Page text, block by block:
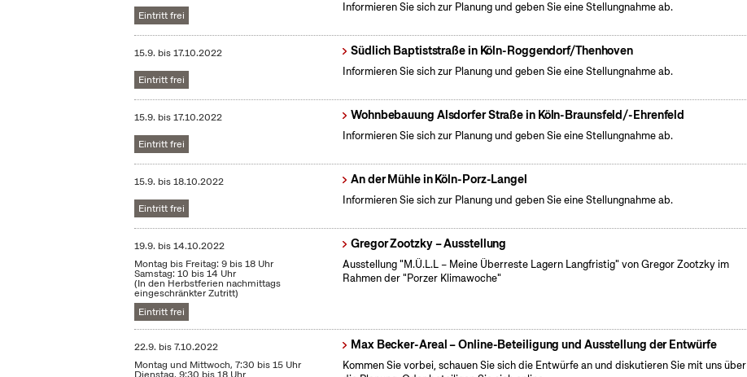
Eintritt frei
Informieren Sie sich zur Planung und geben Sie eine Stellungnahme ab.
15.9. bis17.10.2022
Eintritt frei
Südlich Baptiststraße in Köln-Roggendorf/Thenhoven
Informieren Sie sich zur Planung und geben Sie eine Stellungnahme ab.
15.9. bis17.10.2022
Eintritt frei
Wohnbebauung Alsdorfer Straße in Köln-Braunsfeld/-Ehrenfeld
Informieren Sie sich zur Planung und geben Sie eine Stellungnahme ab.
15.9. bis18.10.2022
Eintritt frei
An der Mühle in Köln-Porz-Langel
Informieren Sie sich zur Planung und geben Sie eine Stellungnahme ab.
19.9. bis14.10.2022
Montag bis Freitag: 9 bis 18 Uhr
Samstag: 10 bis 14 Uhr
(In den Herbstferien nachmittags
eingeschränkter Zutritt)
Eintritt frei
Gregor Zootzky – Ausstellung
Ausstellung "M.Ü.L.L – Meine Überreste Lagern Langfristig" von Gregor Zootzky im
Rahmen der "Porzer Klimawoche"
22.9. bis7.10.2022
Montag und Mittwoch, 7:30 bis 15 Uhr
Max Becker-Areal – Online-Beteiligung und Ausstellung der Entwürfe
Kommen Sie vorbei, schauen Sie sich die Entwürfe an und diskutieren Sie mit uns über